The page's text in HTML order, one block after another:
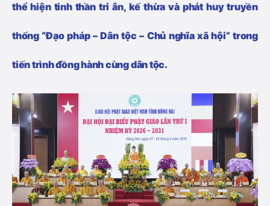
thể hiện tinh thần tri ân, kế thừa và phát huy truyền
thống “Đạo pháp – Dân tộc – Chủ nghĩa xã hội” trong
tiến trình đồng hành cùng dân tộc.